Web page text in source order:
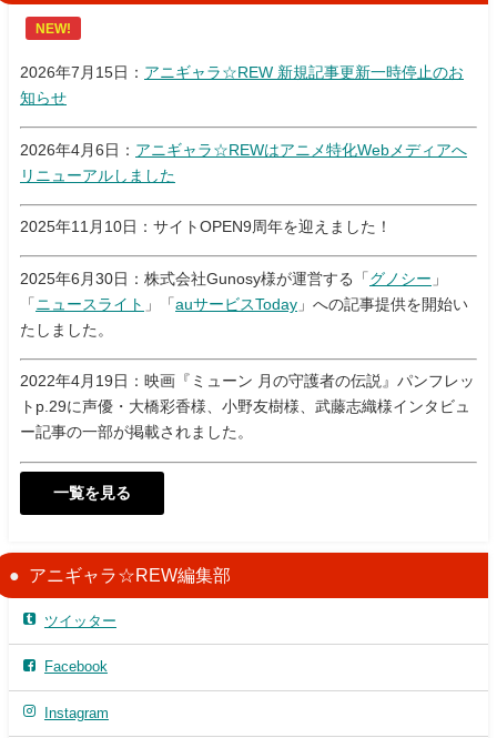
NEW!
2026年7月15日： アニギャラ☆REW 新規記事更新一時停止のお
知らせ
2026年4月6日： アニギャラ☆REWはアニメ特化Webメディアへ
リニューアルしました
2025年11月10日：サイトOPEN9周年を迎えました！
2025年6月30日：株式会社Gunosy様が運営する「 グノシー 」
「 ニュースライト 」「auサービスToday 」への記事提供を開始い
たしました。
2022年4月19日：映画『ミューン 月の守護者の伝説』パンフレッ
トp.29に声優・大橋彩香様、小野友樹様、武藤志織様インタビュ
ー記事の一部が掲載されました。
一覧を見る
アニギャラ☆REW編集部
ツイッター
Facebook
Instagram